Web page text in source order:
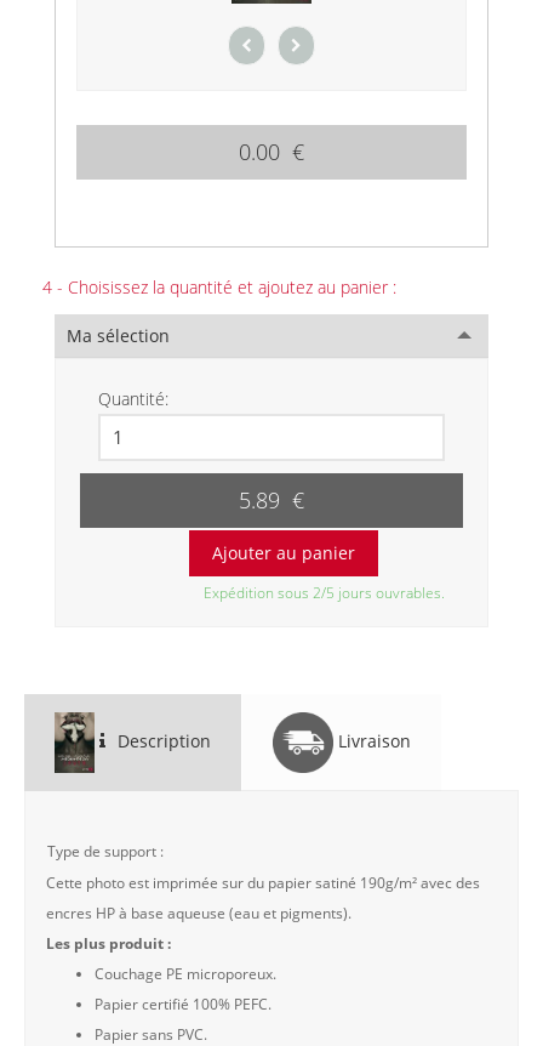
0.00 €
4 - Choisissez la quantité et ajoutez au panier :
Ma sélection
Quantité:
5.89 €
Expédition sous 2/5 jours ouvrables.
Description Livraison
Type de support :
Cette photo est imprimée sur du papier satiné 190g/m² avec des
encres HP à base aqueuse (eau et pigments).
Les plus produit :
Couchage PE microporeux.
Papier certifié 100% PEFC.
Papier sans PVC.